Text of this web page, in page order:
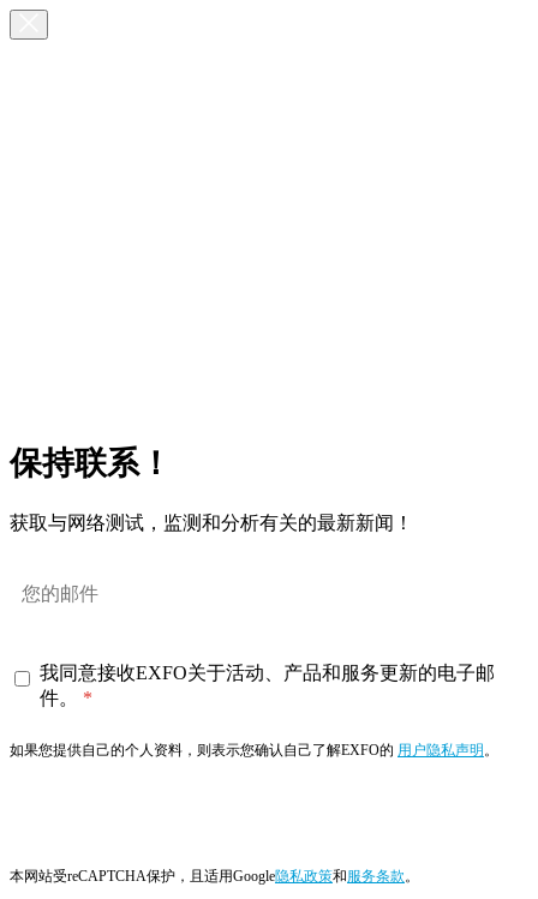
保持联系！
获取与网络测试，监测和分析有关的最新新闻！
我同意接收EXFO关于活动、产品和服务更新的电子邮
件。
如果您提供自己的个人资料，则表示您确认自己了解EXFO的 用户隐私声明 。
本网站受reCAPTCHA保护，且适用Google隐私政策和服务条款。